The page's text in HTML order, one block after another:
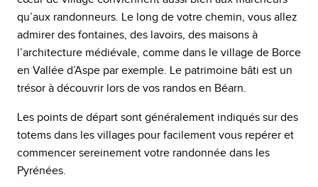
qu’aux randonneurs. Le long de votre chemin, vous allez
admirer des fontaines, des lavoirs, des maisons à
l’architecture médiévale, comme dans le village de Borce
en Vallée d’Aspe par exemple. Le patrimoine bâti est un
trésor à découvrir lors de vos randos en Béarn.
Les points de départ sont généralement indiqués sur des
totems dans les villages pour facilement vous repérer et
commencer sereinement votre randonnée dans les
Pyrénées.